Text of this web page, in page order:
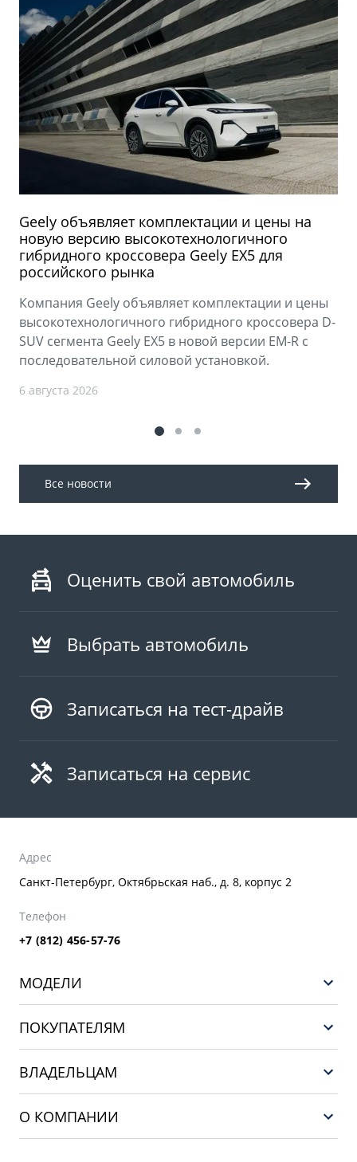
Geely объявляет комплектации и цены на
новую версию высокотехнологичного
гибридного кроссовера Geely EX5 для
российского рынка
Компания Geely объявляет комплектации и цены
высокотехнологичного гибридного кроссовера D-
SUV сегмента Geely EX5 в новой версии EM-R с
последовательной силовой установкой.
6 августа 2026
Все новости
Оценить свой автомобиль
Выбрать автомобиль
Записаться на тест-драйв
Записаться на сервис
Адрес
Санкт-Петербург, Октябрьская наб., д. 8, корпус 2
Телефон
+7 (812) 456-57-76
МОДЕЛИ
EX5
PREFACE
CITYRAY
ПОКУПАТЕЛЯМ
ВЛАДЕЛЬЦАМ
О КОМПАНИИ